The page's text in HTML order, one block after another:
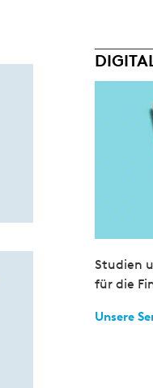
Studien
für die
Unsere